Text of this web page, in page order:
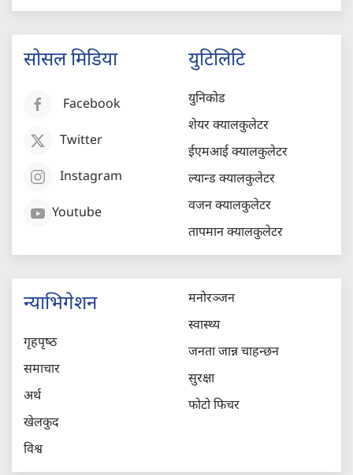
सोसल मिडिया
Facebook
Twitter
Instagram
Youtube
युटिलिटि
युनिकोड
शेयर क्यालकुलेटर
ईएमआई क्यालकुलेटर
ल्यान्ड क्यालकुलेटर
वजन क्यालकुलेटर
तापमान क्यालकुलेटर
न्याभिगेशन
गृहपृष्‍ठ
समाचार
अर्थ
खेलकुद
विश्व
मनोरञ्जन
स्वास्थ्य
जनता जान्न चाहन्छन
सुरक्षा
फोटो फिचर